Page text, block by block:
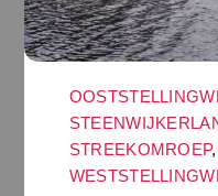
STREEKOMROEP,